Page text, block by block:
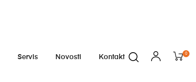
Servis Novosti Kontakt
0